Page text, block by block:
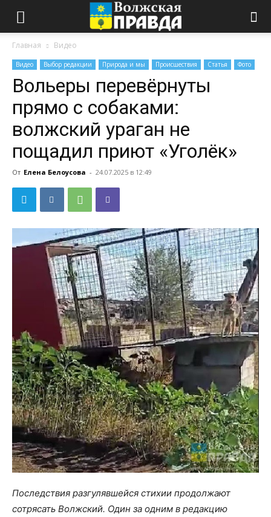
Главная Видео
Видео Выбор редакции Природа и мы Происшествия Статья Фото
Вольеры перевёрнуты
прямо с собаками:
волжский ураган не
пощадил приют «Уголёк»
От Елена Белоусова - 24.07.2025 в 12:49
Последствия разгулявшейся стихии продолжают
сотрясать Волжский. Один за одним в редакцию